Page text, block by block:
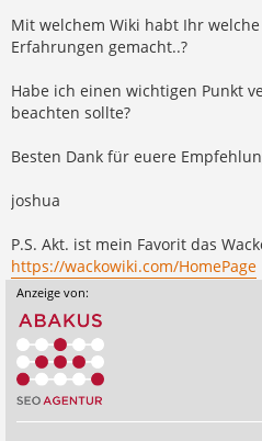
Mit welchem Wiki habt Ihr
Erfahrungen gemacht..?
Habe ich einen wichtigen Punkt
beachten sollte?
Besten Dank für euere
joshua
P.S. Akt. ist mein Favorit das
https://wackowiki.com/HomePage
Anzeige von: